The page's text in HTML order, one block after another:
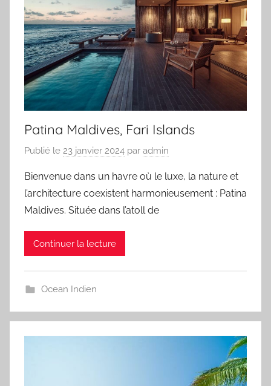
Patina Maldives, Fari Islands
Publié le 23 janvier 2024 par admin
Bienvenue dans un havre où le luxe, la nature et
l’architecture coexistent harmonieusement : Patina
Maldives. Située dans l’atoll de
Continuer la lecture
Ocean Indien